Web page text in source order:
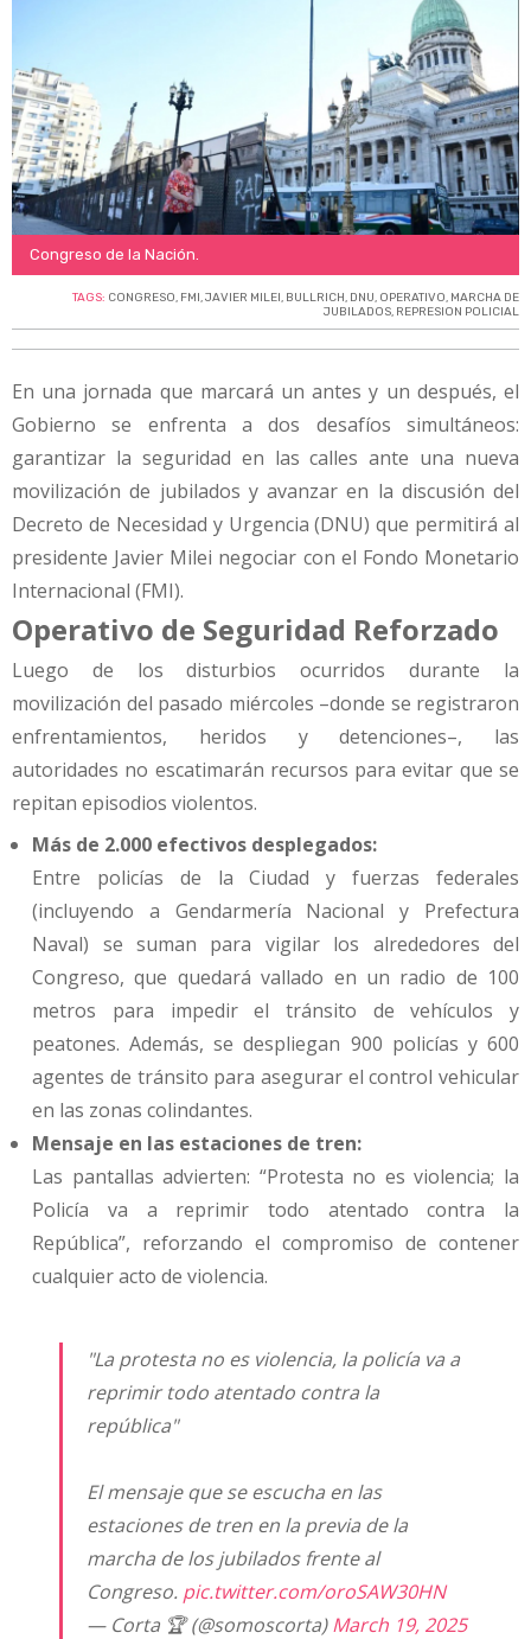
Congreso de la Nación.
TAGS: CONGRESO, FMI ,JAVIER MILEI , BULLRICH, DNU, OPERATIVO, MARCHA DE
JUBILADOS, REPRESION POLICIAL
En una jornada que marcará un antes y un después, el
Gobierno se enfrenta a dos desafíos simultáneos:
garantizar la seguridad en las calles ante una nueva
movilización de jubilados y avanzar en la discusión del
Decreto de Necesidad y Urgencia (DNU) que permitirá al
presidente Javier Milei negociar con el Fondo Monetario
Internacional (FMI).
Operativo de Seguridad Reforzado
Luego de los disturbios ocurridos durante la
movilización del pasado miércoles –donde se registraron
enfrentamientos, heridos y detenciones–, las
autoridades no escatimarán recursos para evitar que se
repitan episodios violentos.
Más de 2.000 efectivos desplegados:
Entre policías de la Ciudad y fuerzas federales
(incluyendo a Gendarmería Nacional y Prefectura
Naval) se suman para vigilar los alrededores del
Congreso, que quedará vallado en un radio de 100
metros para impedir el tránsito de vehículos y
peatones. Además, se despliegan 900 policías y 600
agentes de tránsito para asegurar el control vehicular
en las zonas colindantes.
Mensaje en las estaciones de tren:
Las pantallas advierten: “Protesta no es violencia; la
Policía va a reprimir todo atentado contra la
República”, reforzando el compromiso de contener
cualquier acto de violencia.
"La protesta no es violencia, la policía va a
reprimir todo atentado contra la
república"
El mensaje que se escucha en las
estaciones de tren en la previa de la
marcha de los jubilados frente al
Congreso. pic.twitter.com/oroSAW30HN
— Corta 🏆 (@somoscorta)March 19, 2025